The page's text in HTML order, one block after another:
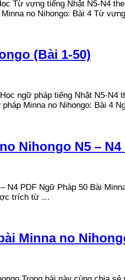
Từ vựng tiếng Nhật N5-N4
no Nihongo: Bài 4 Từ
(Bài 1-50)
ngữ pháp tiếng Nhật N5-
Minna no Nihongo: Bài 4
Nihongo N5 – N4
N4 PDF Ngữ Pháp 50 Bài
trích từ …
Minna no